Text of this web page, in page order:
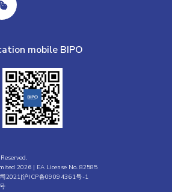
mobile BIPO
2026 | EA License No. 82585
2021|沪ICP备09094361号-1